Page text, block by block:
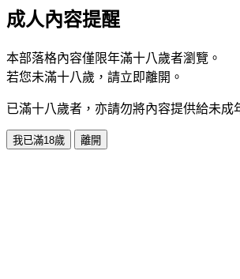
成人內容提醒
本部落格內容僅限年滿十八歲者瀏覽。
若您未滿十八歲，請立即離開。
已滿十八歲者，亦請勿將內容提供給未成
我已滿18歲 離開